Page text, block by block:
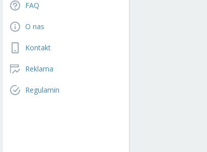
FAQ
O nas
Kontakt
Reklama
Regulamin